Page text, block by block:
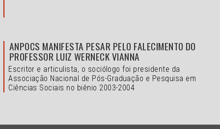
ANPOCS MANIFESTA PESAR PELO FALECIMENTO DO
PROFESSOR LUIZ WERNECK VIANNA
Escritor e articulista, o sociólogo foi presidente da
Associação Nacional de Pós-Graduação e Pesquisa em
Ciências Sociais no biênio 2003-2004